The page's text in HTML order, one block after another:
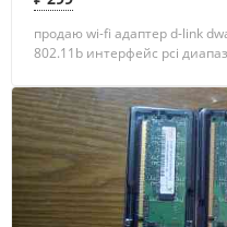
продаю wi-fi адаптер d-link
802.11b интерфейс pci